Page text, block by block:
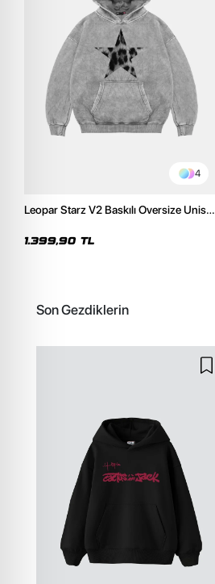
4
Leopar Starz V2 Baskılı Oversize Unisex
1.399,90 TL
Son Gezdiklerin